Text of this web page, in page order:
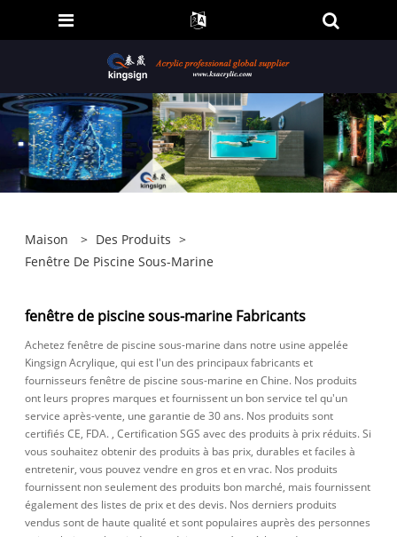
Maison > Des Produits >
Fenêtre De Piscine Sous-Marine
fenêtre de piscine sous-marine Fabricants
Achetez fenêtre de piscine sous-marine dans notre usine appelée
Kingsign Acrylique, qui est l'un des principaux fabricants et
fournisseurs fenêtre de piscine sous-marine en Chine. Nos produits
ont leurs propres marques et fournissent un bon service tel qu'un
service après-vente, une garantie de 30 ans. Nos produits sont
certifiés CE, FDA. , Certification SGS avec des produits à prix réduits. Si
vous souhaitez obtenir des produits à bas prix, durables et faciles à
entretenir, vous pouvez vendre en gros et en vrac. Nos produits
fournissent non seulement des produits bon marché, mais fournissent
également des listes de prix et des devis. Nos derniers produits
vendus sont de haute qualité et sont populaires auprès des personnes